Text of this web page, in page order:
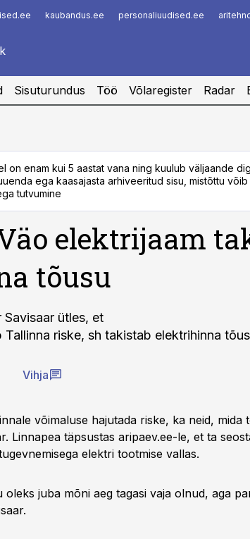
kaubandus.ee personaliuudised.ee
Sisuturundus Töö Võlaregister Radar
on enam kui 5 aastat vana ning kuulub väljaande
ega kaasajasta arhiveeritud sisu, mistõttu
tutvumine
elektrijaam
tõusu
Savisaar ütles, et
riske, sh takistab elektrihinna
Vihja
võimaluse hajutada riske, ka neid, mida
Linnapea täpsustas aripaev.ee-le, et ta
elektri tootmise vallas.
oleks juba mõni aeg tagasi vaja olnud, aga